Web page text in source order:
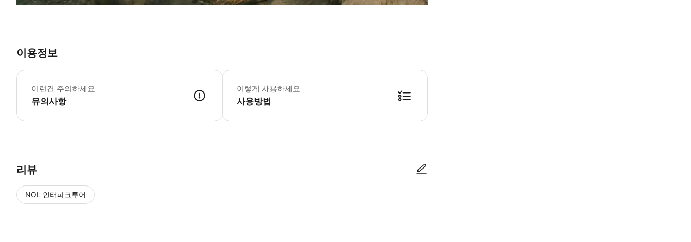
이용정보
이런건 주의하세요
유의사항
휴무일: 12월 25일, 1월 1일, 부활절 월요일, 5월 1일 밀라노 자연사 박물관 화요일-일요일: 10:00-17:30 입장 마감 시간: 16:30 휴무일: 월요일 운영시간 및
이렇게 사용하세요
사용방법
리뷰
NOL 인터파크투어